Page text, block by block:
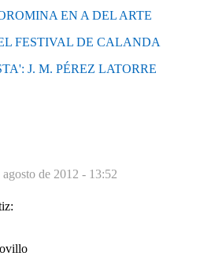
EN A DEL ARTE
FESTIVAL DE CALANDA
J. M. PÉREZ LATORRE
agosto de 2012 - 13:52